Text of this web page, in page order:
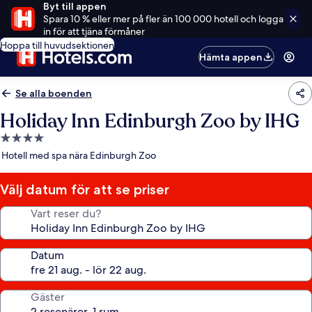
Byt till appen
Spara 10 % eller mer på fler än 100 000 hotell och logga
in för att tjäna förmåner
Hoppa till huvudsektionen
Hämta appen
Se alla boenden
Holiday Inn Edinburgh Zoo by IHG
4.0-
stjärnigt
Hotell med spa nära Edinburgh Zoo
Välj datum för att se priser
Vart reser du?
Datum
Gäster